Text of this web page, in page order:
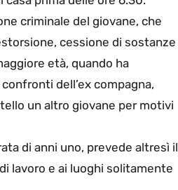
criminale del giovane, che
cessione di sostanze
età, quando ha
dell’ex compagna,
un altro giovane per motivi
di anni uno, prevede altresì il
lavoro e ai luoghi solitamente